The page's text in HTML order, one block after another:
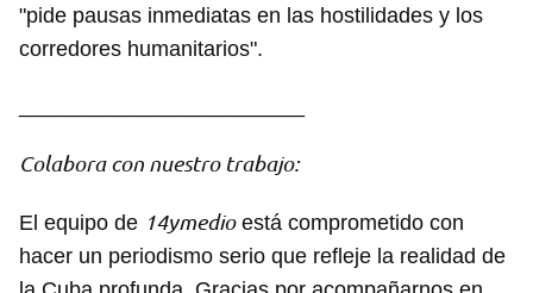
Para poder guardar como favorito, primero has de
"pide pausas inmediatas en las hostilidades y los
corredores humanitarios".
Colabora con nuestro trabajo:
El equipo de 14ymedioestá comprometido con
hacer un periodismo serio que refleje la realidad de